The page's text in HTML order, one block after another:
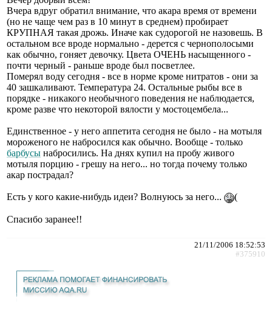
Вчера вдруг обратил внимание, что акара время от времени
(но не чаще чем раз в 10 минут в среднем) пробирает
КРУПНАЯ такая дрожь. Иначе как судорогой не назовешь. В
остальном все вроде нормально - дерется с чернополосыми
как обычно, гоняет девочку. Цвета ОЧЕНЬ насыщенного -
почти черный - раньше вроде был посветлее.
Померял воду сегодня - все в норме кроме нитратов - они за
40 зашкаливают. Температура 24. Остальные рыбы все в
порядке - никакого необычного поведения не наблюдается,
кроме разве что некоторой вялости у мостоцембела...
Единственное - у него аппетита сегодня не было - на мотыля
мороженого не набросился как обычно. Вообще - только
барбусы набросились. На днях купил на пробу живого
мотыля порцию - грешу на него... но тогда почему только
акар пострадал?
Есть у кого какие-нибудь идеи? Волнуюсь за него... (
Спасибо заранее!!
21/11/2006 18:52:53
#375910